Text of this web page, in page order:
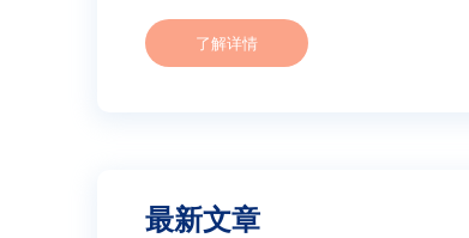
了解详情
最新文章